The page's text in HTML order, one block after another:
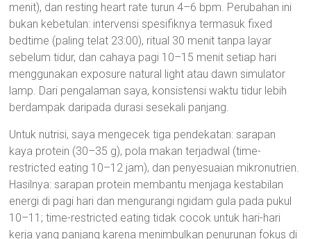
menit), dan resting heart rate turun 4–6 bpm. Perubahan ini
bukan kebetulan: intervensi spesifiknya termasuk fixed
bedtime (paling telat 23:00), ritual 30 menit tanpa layar
sebelum tidur, dan cahaya pagi 10–15 menit setiap hari
menggunakan exposure natural light atau dawn simulator
lamp. Dari pengalaman saya, konsistensi waktu tidur lebih
berdampak daripada durasi sesekali panjang.
Untuk nutrisi, saya mengecek tiga pendekatan: sarapan
kaya protein (30–35 g), pola makan terjadwal (time-
restricted eating 10–12 jam), dan penyesuaian mikronutrien.
Hasilnya: sarapan protein membantu menjaga kestabilan
energi di pagi hari dan mengurangi ngidam gula pada pukul
10–11; time-restricted eating tidak cocok untuk hari-hari
kerja yang panjang karena menimbulkan penurunan fokus di